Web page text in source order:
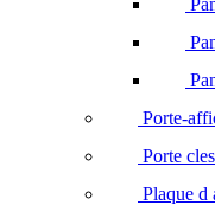
Porte-
Porte
Plaque d